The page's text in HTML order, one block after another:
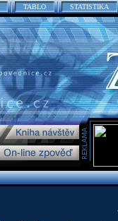
TABLO STATISTIKA